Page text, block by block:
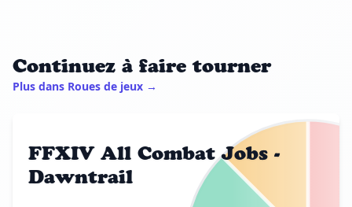
Continuez à faire tourner
Plus dans Roues de jeux →
FFXIV All Combat Jobs -
Dawntrail